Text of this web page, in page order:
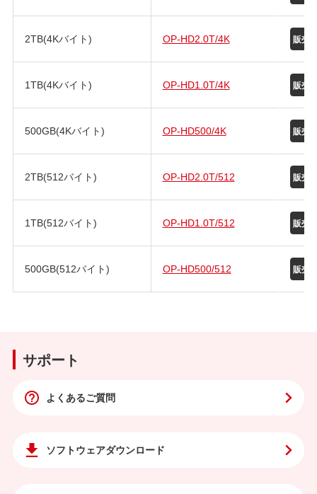
2TB(4Kバイト) OP-HD2.0T/4K
1TB(4Kバイト) OP-HD1.0T/4K
500GB(4Kバイト) OP-HD500/4K
2TB(512バイト) OP-HD2.0T/512
1TB(512バイト) OP-HD1.0T/512
500GB(512バイト) OP-HD500/512
サポート
よくあるご質問
ソフトウェアダウンロード